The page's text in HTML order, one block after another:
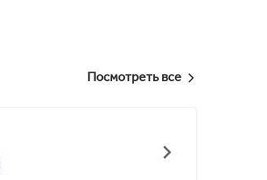
Посмотреть все